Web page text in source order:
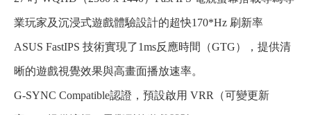
業玩家及沉浸式遊戲體驗設計的超快170*Hz 刷新率
ASUS FastIPS 技術實現了1ms反應時間（GTG），提供清
晰的遊戲視覺效果與高畫面播放速率。
G-SYNC Compatible認證，預設啟用 VRR（可變更新